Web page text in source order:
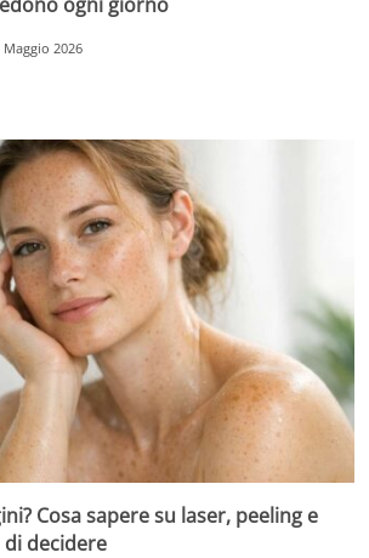
ogni giorno
Maggio 2026
Cosa sapere su laser, peeling e
decidere